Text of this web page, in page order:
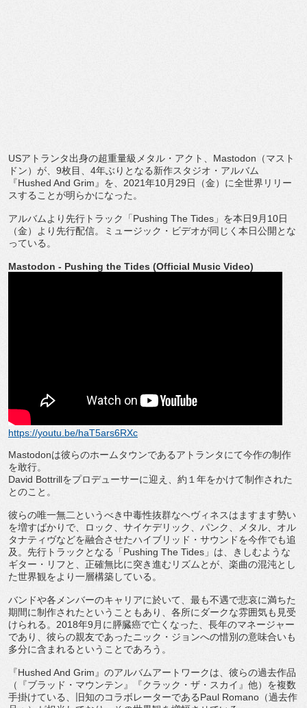
USアトランタ出身の超重量級メタル・アクト、 Mastodon （マスト
ドン）が、 9枚目、 4年ぶりとなる新作スタジオ・ アルバム
『Hushed And Grim 』を、 2021年10月 29日（金） に全世界リリー
スすることが明らかになった。
アルバムより先行トラック「Pushing The Tides 」を本日9月 10日
（金）より先行配信。
ミュージック・ビデオが同じく本日公開とな
っている。
Mastodon - Pushing the Tides (Official Music Video)
https://youtu.be/haT5ars6RXc
Mastodonは彼らのホームタウンであるアトランタにて今作の制作
を敢行。
David Bottrillをプロデューサーに迎え、 約１年をかけて制作された
とのこと。
彼らの唯一無二というべき中毒性抜群なヘヴィネスはますます勢い
を増すばかりで、ロック、サイケデリック、パンク、メタル、 オル
タナティヴなどを融合させたハイブリッド・ サウンドを今作でも追
及。先行トラックとなる「Pushing The Tides 」は、きしむような
ギター・リフと、 正確無比に突き進むリズムとが、 楽曲の混沌とし
た世界観をより一層構築している。
バンドや各メンバーのキャリアに於いて、 最も不遇で悲哀に満ちた
期間に制作されたということもあり、 各所にダークな雰囲気も見受
けられる。 2018年9 月に膵臓癌で亡くなった、長年のマネージャー
であり、 彼らの親友であったニック・ ジョンへの惜別の意味合いも
多分に含まれるということであろう。
『Hushed And Grim 』のアルバムアートワークは、彼らの過去作品
（『ブラッド・マウンテン』『クラック・ザ・スカイ』他） を複数
手掛けている、旧知のコラボレーターであるPaul Romano （過去作